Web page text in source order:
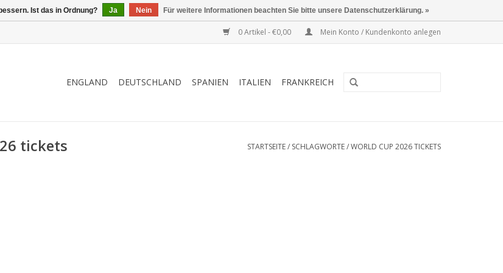
0 Artikel - €0,00 Mein Konto / Kundenkonto anlegen
ENGLAND DEUTSCHLAND SPANIEN ITALIEN FRANKREICH
tickets STARTSEITE/ SCHLAGWORTE/WORLD CUP 2026 TICKETS
Ist das in Ordnung? Ja Nein Für weitere Informationen beachten Sie bitte unsere Datenschutzerklärung. »